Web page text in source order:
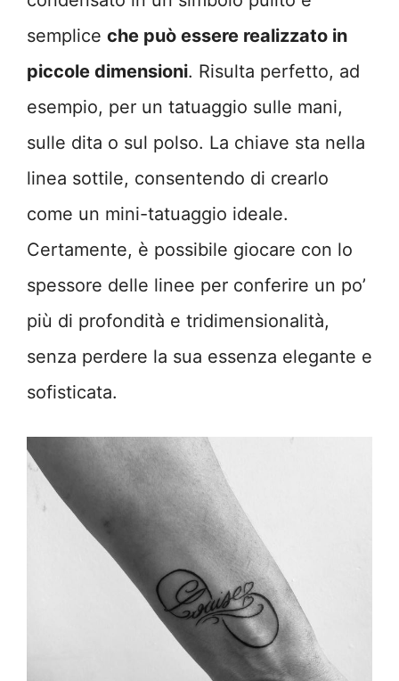
semplice che può essere realizzato in
piccole dimensioni. Risulta perfetto, ad
esempio, per un tatuaggio sulle mani,
sulle dita o sul polso. La chiave sta nella
linea sottile, consentendo di crearlo
come un mini-tatuaggio ideale.
Certamente, è possibile giocare con lo
spessore delle linee per conferire un po’
più di profondità e tridimensionalità,
senza perdere la sua essenza elegante e
sofisticata.